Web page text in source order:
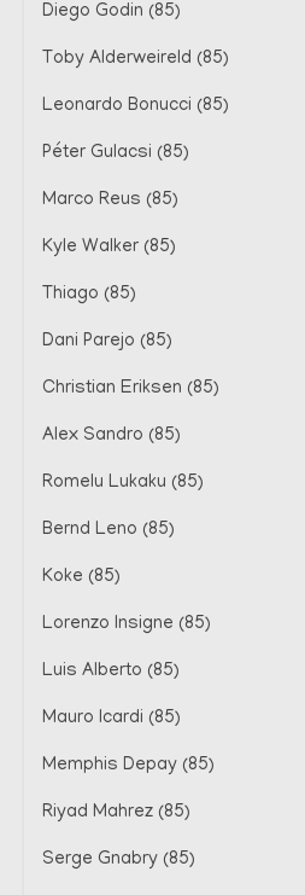
Diego Godin (85)
Toby Alderweireld (85)
Leonardo Bonucci (85)
Péter Gulacsi (85)
Marco Reus (85)
Kyle Walker (85)
Thiago (85)
Dani Parejo (85)
Christian Eriksen (85)
Alex Sandro (85)
Romelu Lukaku (85)
Bernd Leno (85)
Koke (85)
Lorenzo Insigne (85)
Luis Alberto (85)
Mauro Icardi (85)
Memphis Depay (85)
Riyad Mahrez (85)
Serge Gnabry (85)